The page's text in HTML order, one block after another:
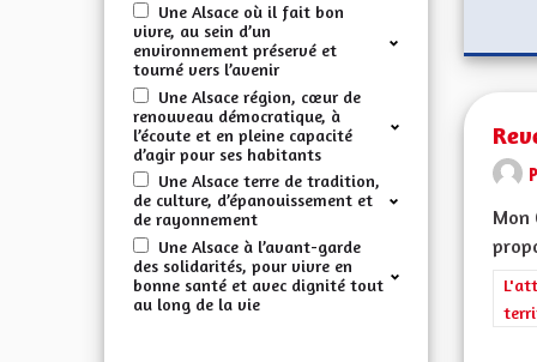
Une Alsace où il fait bon
vivre, au sein d’un
environnement préservé et
tourné vers l’avenir
Une Alsace région, cœur de
renouveau démocratique, à
l’écoute et en pleine capacité
d’agir pour ses habitants
Une Alsace terre de tradition,
de culture, d’épanouissement et
de rayonnement
Une Alsace à l’avant-garde
des solidarités, pour vivre en
bonne santé et avec dignité tout
au long de la vie
Mon